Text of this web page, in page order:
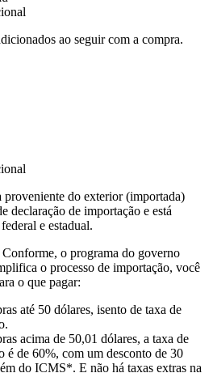
ao seguir com a compra.
proveniente do exterior (importada)
declaração de importação e está
e estadual.
Conforme, o programa do governo
o processo de importação, você
o que pagar:
até 50 dólares, isento de taxa de
acima de 50,01 dólares, a taxa de
é de 60%, com um desconto de 30
do ICMS*. E não há taxas extras na